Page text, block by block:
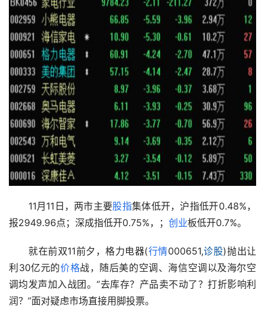
11月11日，两市主要股指集体低开，沪指低开0.48%，
报2949.96点；深成指低开0.75%，； 创业板低开0.7%。
就在前双11前夕，格力电器(行情000651,诊股)抛出让
利30亿元的价格战，随后美的空调、海信空调以及海尔空
调均发声加入战团。“去库存？产品卖不动了？打折影响利
润？”面对疑虑市场直接用脚投票。